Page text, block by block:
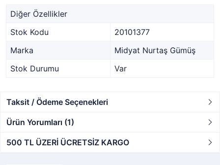
Diğer Özellikler
Stok Kodu
20101377
Marka
Midyat Nurtaş Gümüş
Stok Durumu
Var
Taksit / Ödeme Seçenekleri
Ürün Yorumları (1)
500 TL ÜZERİ ÜCRETSİZ KARGO